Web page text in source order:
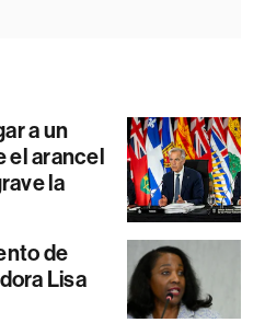
a un
el arancel
la
de
Lisa